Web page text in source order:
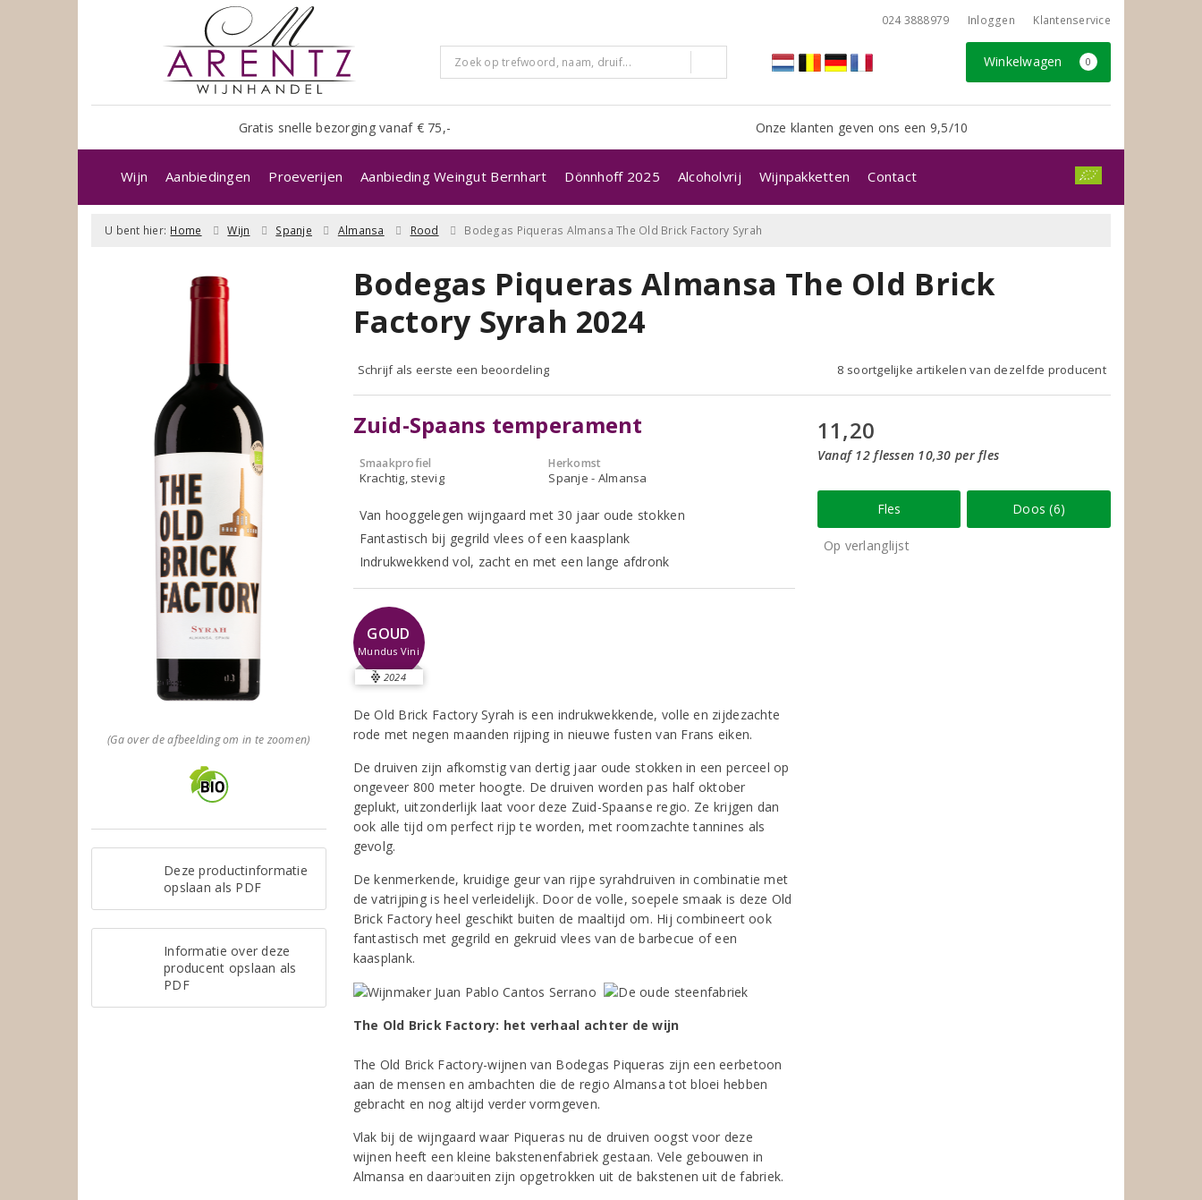
024 3888979 Inloggen Klantenservice
Winkelwagen 0
Gratis snelle bezorging vanaf € 75,- Onze klanten geven ons een 9,5/10
Wijn Aanbiedingen Proeverijen Aanbieding Weingut Bernhart Dönnhoff 2025 Alcoholvrij Wijnpakketten Contact
U bent hier: Home Wijn Spanje Almansa Rood Bodegas Piqueras Almansa The Old Brick Factory Syrah
(Ga over de afbeelding om in te zoomen)
Deze productinformatie
opslaan als PDF
Informatie over deze
producent opslaan als
PDF
Bodegas Piqueras Almansa The Old Brick
Factory Syrah 2024
Schrijf als eerste een beoordeling 8 soortgelijke artikelen van dezelfde producent
Zuid-Spaans temperament
Smaakprofiel
Krachtig, stevig
Herkomst
Spanje - Almansa
Van hooggelegen wijngaard met 30 jaar oude stokken
Fantastisch bij gegrild vlees of een kaasplank
Indrukwekkend vol, zacht en met een lange afdronk
GOUD
Mundus Vini
2024
De Old Brick Factory Syrah is een indrukwekkende, volle en zijdezachte
rode met negen maanden rijping in nieuwe fusten van Frans eiken.
De druiven zijn afkomstig van dertig jaar oude stokken in een perceel op
ongeveer 800 meter hoogte. De druiven worden pas half oktober
geplukt, uitzonderlijk laat voor deze Zuid-Spaanse regio. Ze krijgen dan
ook alle tijd om perfect rijp te worden, met roomzachte tannines als
gevolg.
De kenmerkende, kruidige geur van rijpe syrahdruiven in combinatie met
de vatrijping is heel verleidelijk. Door de volle, soepele smaak is deze Old
Brick Factory heel geschikt buiten de maaltijd om. Hij combineert ook
fantastisch met gegrild en gekruid vlees van de barbecue of een
kaasplank.
The Old Brick Factory: het verhaal achter de wijn
The Old Brick Factory-wijnen van Bodegas Piqueras zijn een eerbetoon
aan de mensen en ambachten die de regio Almansa tot bloei hebben
gebracht en nog altijd verder vormgeven.
Vlak bij de wijngaard waar Piqueras nu de druiven oogst voor deze
wijnen heeft een kleine bakstenenfabriek gestaan. Vele gebouwen in
Almansa en daarbuiten zijn opgetrokken uit de bakstenen uit de fabriek.
11,20
Vanaf 12 flessen 10,30 per fles
Fles Doos (6)
Op verlanglijst